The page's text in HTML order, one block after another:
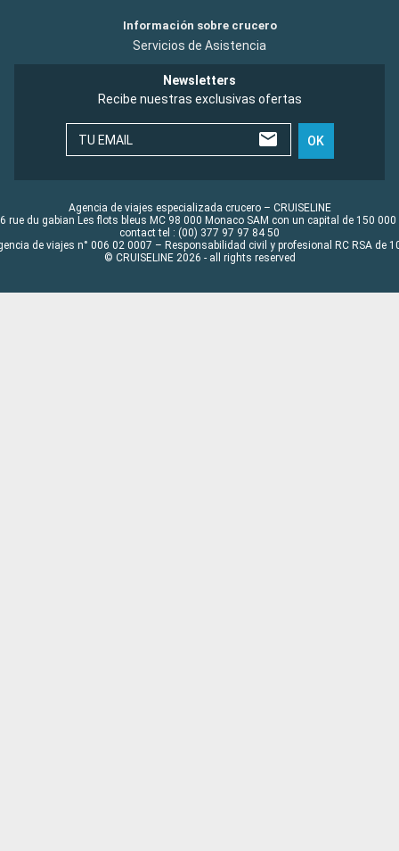
Información sobre crucero
Servicios de Asistencia
Newsletters
Recibe nuestras exclusivas ofertas
TU EMAIL OK
Agencia de viajes especializada crucero – CRUISELINE
rue du gabian Les flots bleus MC 98 000 Monaco SAM con un capital de 150 000
contact tel : (00) 377 97 97 84 50
de viajes n° 006 02 0007 – Responsabilidad civil y profesional RC RSA de
© CRUISELINE 2026 - all rights reserved